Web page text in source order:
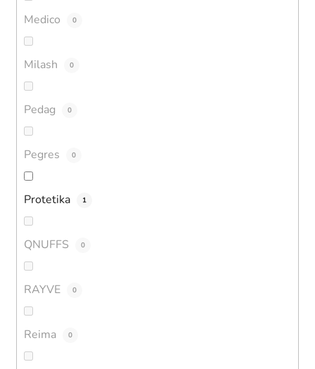
Medico 0
Milash 0
Pedag 0
Pegres 0
Protetika 1
QNUFFS 0
RAYVE 0
Reima 0